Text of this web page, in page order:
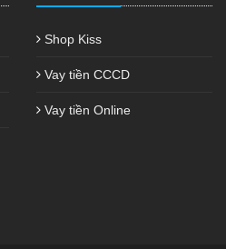
Shop Kiss
Vay tiền CCCD
Vay tiền Online